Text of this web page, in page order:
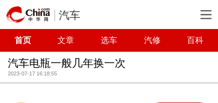
汽车
首页 文章 选车 汽修 百科
汽车电瓶一般几年换一次
2023-07-17 16:18:55